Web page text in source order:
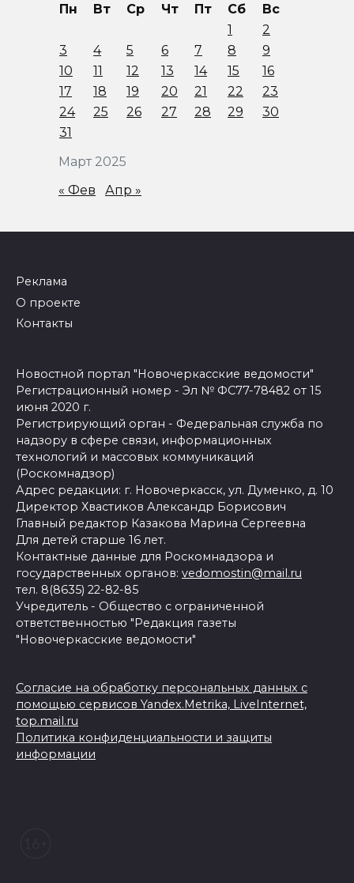
Март 2025
Пн Вт Ср Чт Пт Сб
Вс
1
2
3
4 5 6 7 8
9
10
11 12 13 14 15
16
17
18 19 20 21 22
23
24
25 26 27 28 29
30
31
« Фев Апр »
Реклама
О проекте
Контакты
Новостной портал "Новочеркасские ведомости"
Регистрационный номер - Эл № ФС77-78482 от 15
июня 2020 г.
Регистрирующий орган - Федеральная служба по
надзору в сфере связи, информационных
технологий и массовых коммуникаций
(Роскомнадзор)
Адрес редакции: г. Новочеркасск, ул. Думенко, д. 10
Директор Хвастиков Александр Борисович
Главный редактор Казакова Марина Сергеевна
Для детей старше 16 лет.
Контактные данные для Роскомнадзора и
государственных органов: vedomostin@mail.ru
тел. 8(8635) 22-82-85
Учредитель - Общество с ограниченной
ответственностью "Редакция газеты
"Новочеркасские ведомости"
Согласие на обработку персональных данных с
помощью сервисов Yandex.Metrika, LiveInternet,
top.mail.ru
Политика конфиденциальности и защиты
информации